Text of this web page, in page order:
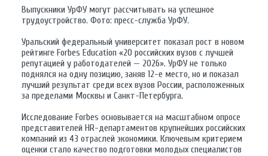
Выпускники УрФУ могут рассчитывать на успешное
трудоустройство. Фото: пресс-служба УрФУ.
Уральский федеральный университет показал рост в новом
рейтинге Forbes Education «20 российских вузов с лучшей
репутацией у работодателей — 2026». УрФУ не только
поднялся на одну позицию, заняв 12-е место, но и показал
лучший результат среди всех вузов России, расположенных
за пределами Москвы и Санкт-Петербурга.
Исследование Forbes основывается на масштабном опросе
представителей HR-департаментов крупнейших российских
компаний из 43 отраслей экономики. Ключевым критерием
оценки стало качество подготовки молодых специалистов